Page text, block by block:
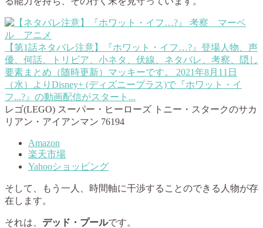
【第1話ネタバレ注意】『ホワット・イフ…?』登場人物、声
優、何話、トリビア、小ネタ、伏線、ネタバレ、考察、隠し
要素まとめ（随時更新） マッキーです。 2021年8月11日
（水）よりDisney+ (ディズニープラス)で『ホワット・イ
フ...?』の動画配信がスタート...
レゴ(LEGO) スーパー・ヒーローズ トニー・スタークのサカ
リアン・アイアンマン 76194
Amazon
楽天市場
Yahooショッピング
そして、もう一人、時間軸に干渉することのできる人物が存
在します。
それは、 デッド・プールです。